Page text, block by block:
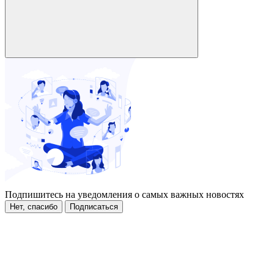
Подпишитесь на уведомления о самых важных новостях
Нет, спасибо Подписаться